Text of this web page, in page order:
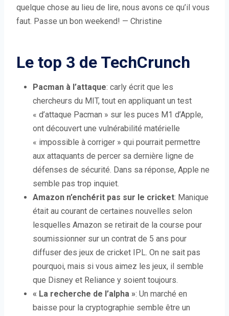
quelque chose au lieu de lire, nous avons ce qu’il vous
faut. Passe un bon weekend! — Christine
Le top 3 de TechCrunch
Pacman à l’attaque: carly écrit que les
chercheurs du MIT, tout en appliquant un test
« d’attaque Pacman » sur les puces M1 d’Apple,
ont découvert une vulnérabilité matérielle
« impossible à corriger » qui pourrait permettre
aux attaquants de percer sa dernière ligne de
défenses de sécurité. Dans sa réponse, Apple ne
semble pas trop inquiet.
Amazon n’enchérit pas sur le cricket: Manique
était au courant de certaines nouvelles selon
lesquelles Amazon se retirait de la course pour
soumissionner sur un contrat de 5 ans pour
diffuser des jeux de cricket IPL. On ne sait pas
pourquoi, mais si vous aimez les jeux, il semble
que Disney et Reliance y soient toujours.
« La recherche de l’alpha »: Un marché en
baisse pour la cryptographie semble être un